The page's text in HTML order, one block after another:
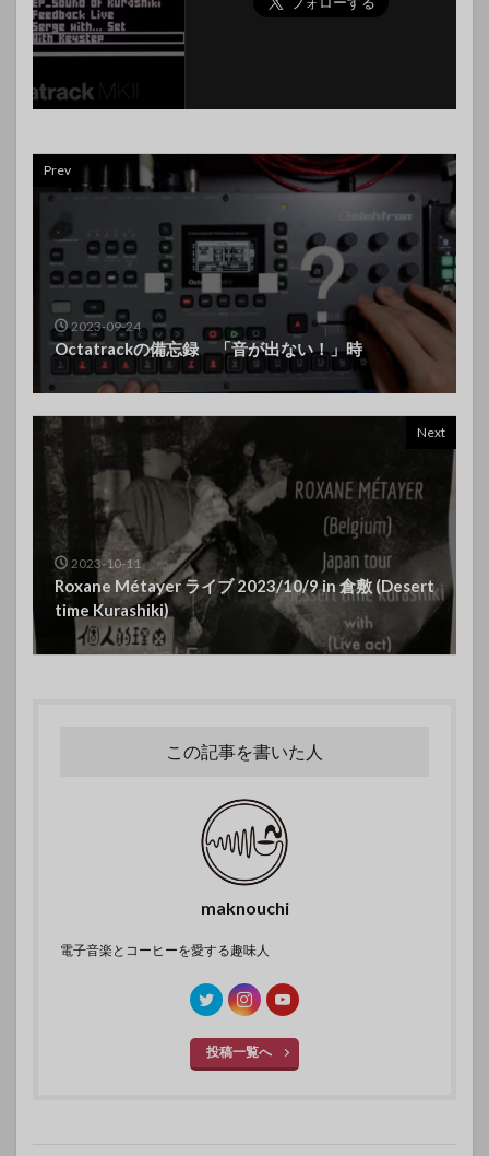
Prev
2023-09-24
Octatrackの備忘録 「音が出ない！」時
Next
2023-10-11
Roxane Métayer ライブ 2023/10/9 in 倉敷 (Desert
time Kurashiki)
この記事を書いた人
maknouchi
電子音楽とコーヒーを愛する趣味人
投稿一覧へ